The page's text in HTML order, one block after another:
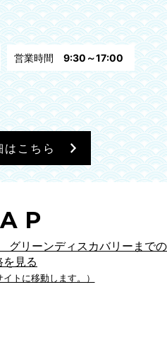
営業時間 9:30～17:00
こちら
リーンディスカバリーまでの
を見る
トに移動します。）